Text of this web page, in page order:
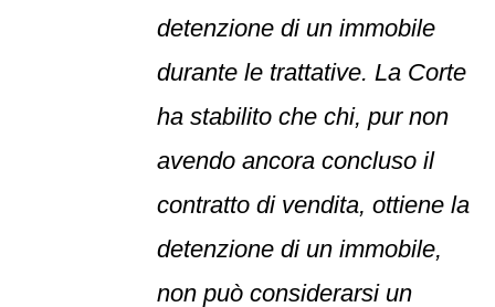
detenzione di un immobile
durante le trattative. La Corte
ha stabilito che chi, pur non
avendo ancora concluso il
contratto di vendita, ottiene la
detenzione di un immobile,
non può considerarsi un